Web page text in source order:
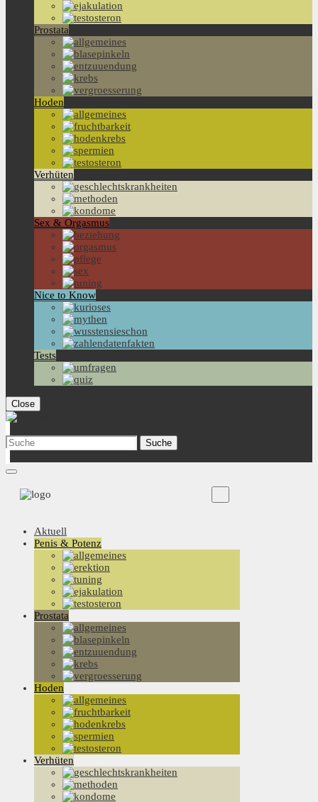
Prostata
Hoden
Verhüten
Sex & Orgasmus
Nice to Know
Tests
Close
Aktuell
Penis & Potenz
Prostata
Hoden
Verhüten